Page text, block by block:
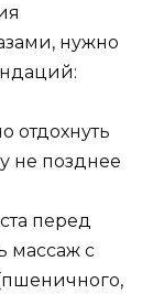
нужно
отдохнуть
не позднее
перед
массаж с